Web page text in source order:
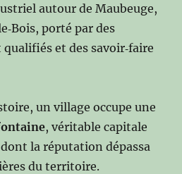
autour de Maubeuge,
porté par des
et des savoir‑faire
un village occupe une
, véritable capitale
la réputation dépassa
du territoire.